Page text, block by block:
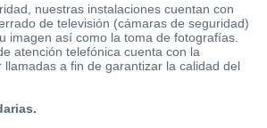
nuestras instalaciones cuentan con
de televisión (cámaras de seguridad)
imagen así como la toma de fotografías.
atención telefónica cuenta con la
llamadas a fin de garantizar la calidad del